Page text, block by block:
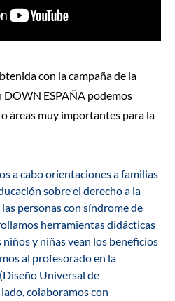
con la campaña de la
DOWN ESPAÑA podemos
áreas muy importantes para la
a caboorientaciones a familias
sobre el derecho a la
las personas con síndrome de
herramientas didácticas
niños y niñas vean los beneficios
al profesorado en la
(Diseño Universal de
colaboramos con